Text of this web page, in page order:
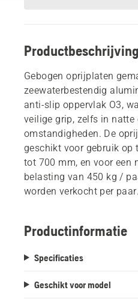
Productbeschrijving
Gebogen oprijplaten
zeewaterbestendig
anti-slip oppervlak O3,
veilige grip, zelfs in natte
omstandigheden. De
geschikt voor gebruik op
tot 700 mm, en voor een
belasting van 450 kg /
worden verkocht per paar.
Productinformatie
Specificaties
Geschikt voor model